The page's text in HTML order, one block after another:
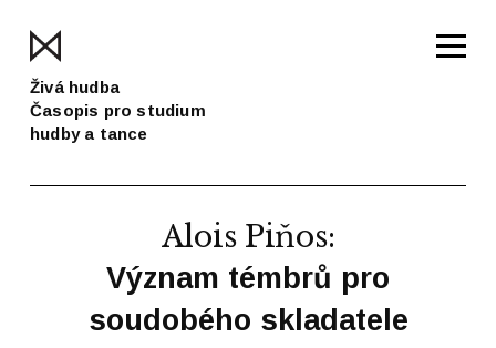
Živá hudba
Časopis pro studium
hudby a tance
Alois Piňos:
Význam témbrů pro
soudobého skladatele